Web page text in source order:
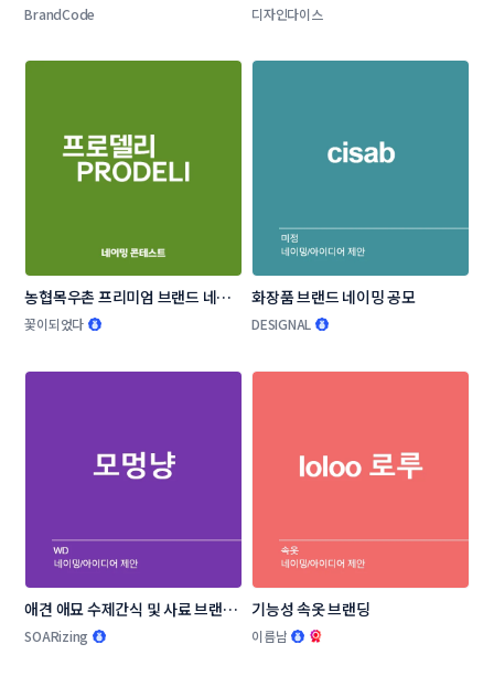
BrandCode 디자인다이스
농협목우촌 프리미엄 브랜드 네이
밍 공모
꽃이되었다
화장품 브랜드 네이밍 공모
DESIGNAL
애견 애묘 수제간식 및 사료 브랜드
작명부탁드립니다.
SOARizing
기능성 속옷 브랜딩
이름남